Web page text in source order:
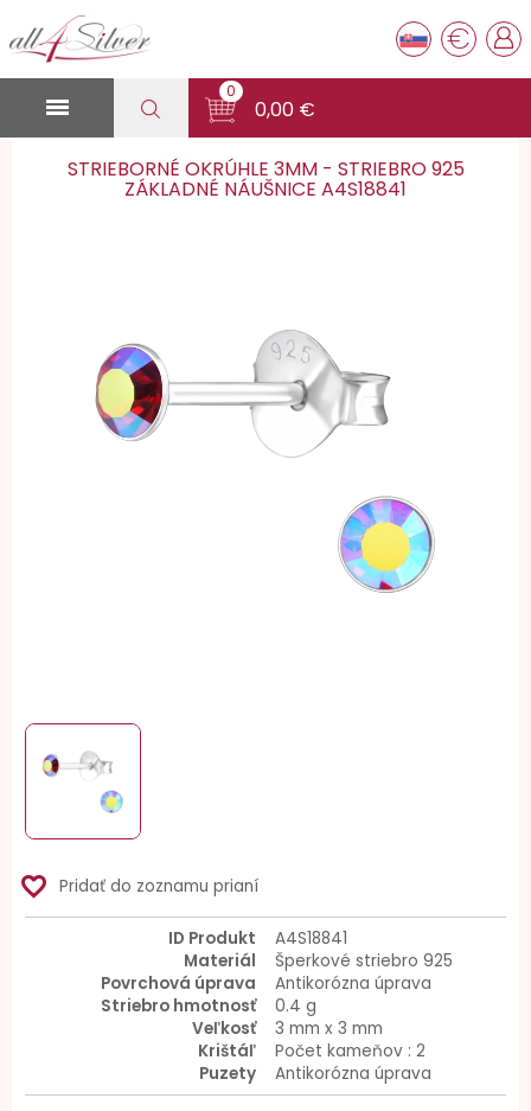
€

0
0,00 €
STRIEBORNÉ OKRÚHLE 3MM - STRIEBRO 925
ZÁKLADNÉ NÁUŠNICE A4S18841
favorite_border Pridať do zoznamu prianí
ID Produkt
A4S18841
Materiál
Šperkové striebro 925
Povrchová úprava
Antikorózna úprava
Striebro hmotnosť
0.4 g
Veľkosť
3 mm x 3 mm
Krištáľ
Počet kameňov : 2
Puzety
Antikorózna úprava